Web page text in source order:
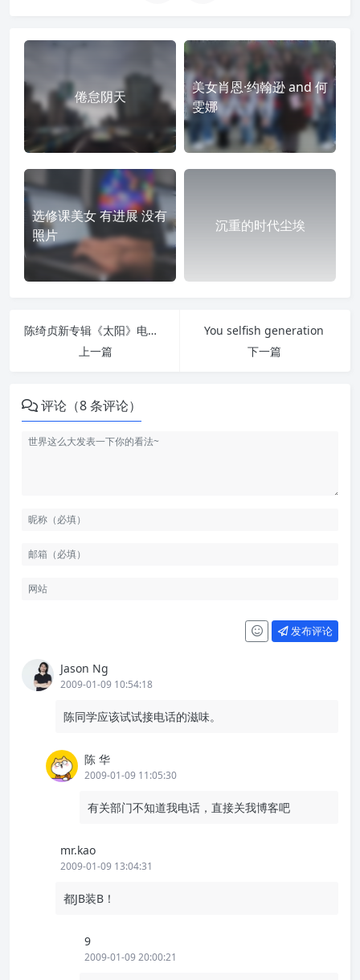
倦怠阴天
美女肖恩·约翰逊 and 何
雯娜
选修课美女 有进展 没有
照片
沉重的时代尘埃
陈绮贞新专辑《太阳》电台首播歌曲：鱼
上一篇
You selfish generation
下一篇
评论（8 条评论）
发布评论
Jason Ng
2009-01-09 10:54:18
陈同学应该试试接电话的滋味。
陈 华
2009-01-09 11:05:30
有关部门不知道我电话，直接关我博客吧
mr.kao
2009-01-09 13:04:31
都JB装B！
9
2009-01-09 20:00:21